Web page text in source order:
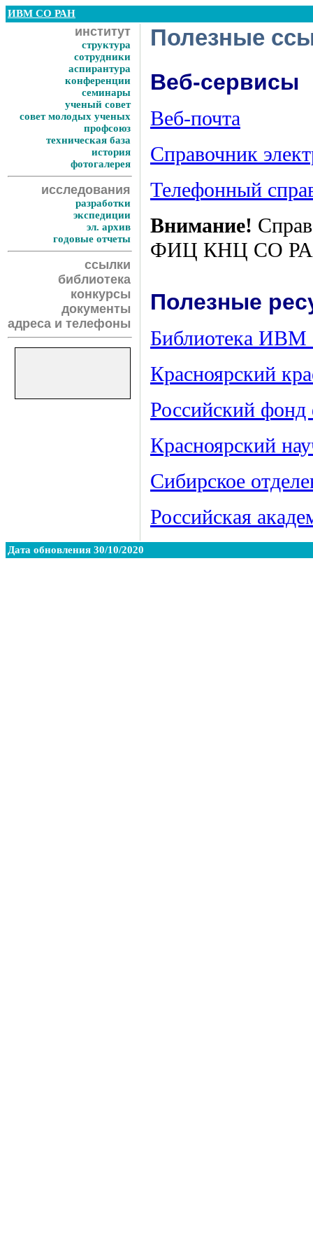
ИВМ СО РАН
институт
структура
сотрудники
аспирантура
конференции
семинары
ученый совет
совет молодых ученых
профсоюз
техническая база
история
фотогалерея
исследования
разработки
экспедиции
эл. архив
годовые отчеты
ссылки
библиотека
конкурсы
документы
адреса и телефоны
Полезные
Веб-сервисы
Веб-почта
Справочник
Телефонный
Внимание!
ФИЦ КНЦ СО
Полезные
Библиотека
Красноярский
Российский фонд
Красноярский
Сибирское
Российская
Дата обновления 30/10/2020